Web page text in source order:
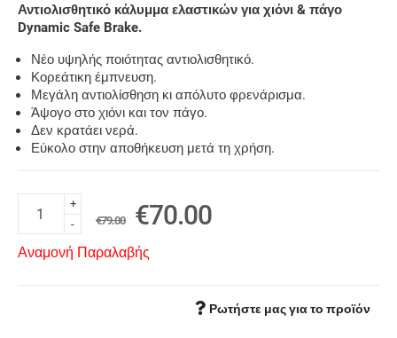
Αντιολισθητικό κάλυμμα ελαστικών για χιόνι & πάγο
Dynamic Safe Brake.
Νέο υψηλής ποιότητας αντιολισθητικό.
Κορεάτικη έμπνευση.
Μεγάλη αντιολίσθηση κι απόλυτο φρενάρισμα.
Άψογο στο χιόνι και τον πάγο.
Δεν κρατάει νερά.
Εύκολο στην αποθήκευση μετά τη χρήση.
+
-
€79.00 €70.00
Αναμονή Παραλαβής
Ρωτήστε μας για το προϊόν